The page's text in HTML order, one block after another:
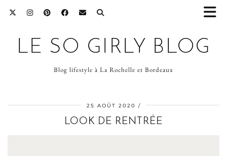
LE SO GIRLY BLOG
Blog lifestyle à La Rochelle et Bordeaux
25 AOÛT 2020
LOOK DE RENTRÉE